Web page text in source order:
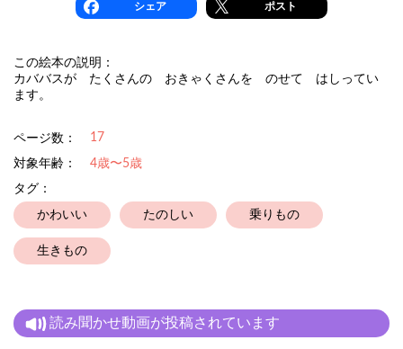
シェア ポスト
この絵本の説明：
カババスが たくさんの おきゃくさんを のせて はしってい
ます。
ページ数： 17
対象年齢：
4歳〜5歳
タグ：
かわいい たのしい 乗りもの
生きもの
読み聞かせ動画が投稿されています